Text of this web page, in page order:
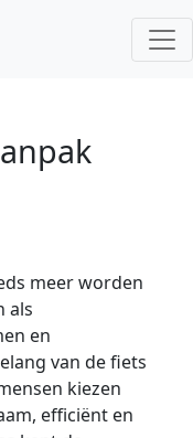
meer worden
als
en
van de fiets
kiezen
efficiënt en